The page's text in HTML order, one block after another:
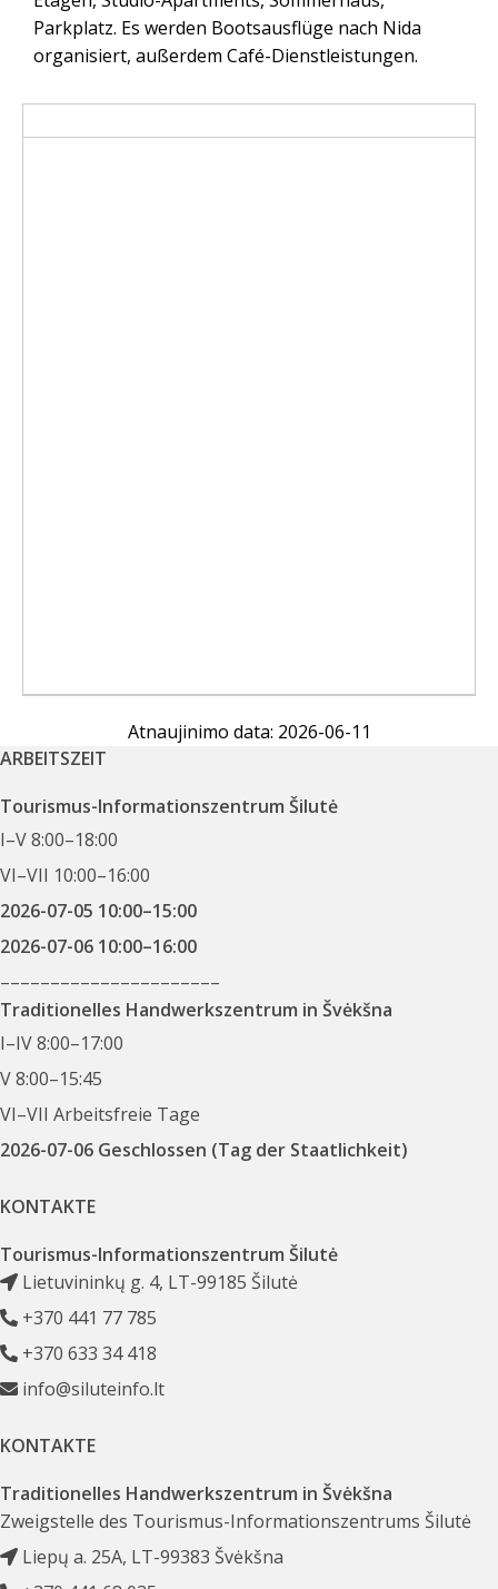
Parkplatz. Es werden Bootsausflüge nach Nida
organisiert, außerdem Café-Dienstleistungen.
Atnaujinimo data: 2026-06-11
ARBEITSZEIT
Tourismus-Informationszentrum Šilutė
I–V 8:00–18:00
VI–VII 10:00–16:00
2026-07-05 10:00–15:00
2026-07-06 10:00–16:00
––––––––––––––––––––––
Traditionelles Handwerkszentrum in Švėkšna
I–IV 8:00–17:00
V 8:00–15:45
VI–VII Arbeitsfreie Tage
2026-07-06 Geschlossen (Tag der Staatlichkeit)
KONTAKTE
Tourismus-Informationszentrum Šilutė
Lietuvininkų g. 4, LT-99185 Šilutė
+370 441 77 785
+370 633 34 418
info@siluteinfo.lt
KONTAKTE
Traditionelles Handwerkszentrum in Švėkšna
Zweigstelle des Tourismus-Informationszentrums Šilutė
Liepų a. 25A, LT-99383 Švėkšna